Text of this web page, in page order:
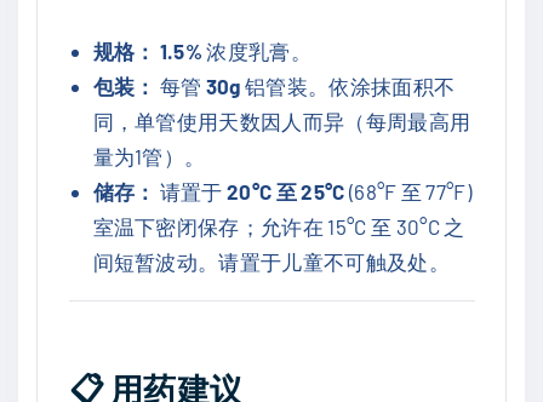
规格： 1.5% 浓度乳膏。
包装： 每管 30g 铝管装。依涂抹面积不
同，单管使用天数因人而异（每周最高用
量为1管）。
储存： 请置于20°C 至 25°C (68°F 至 77°F)
室温下密闭保存；允许在 15°C 至 30°C 之
间短暂波动。请置于儿童不可触及处。
📋 用药建议